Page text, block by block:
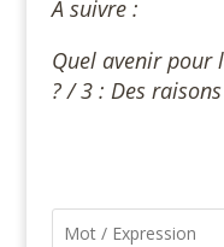
A suivre :
Quel avenir pour
? / 3 : Des raisons